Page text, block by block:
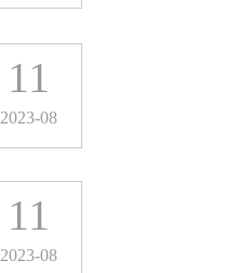
11
2023-08
11
2023-08